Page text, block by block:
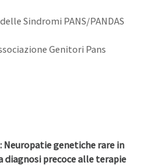
Sindromi PANS/PANDAS
Genitori Pans
Neuropatie genetiche rare in
diagnosi precoce alle terapie